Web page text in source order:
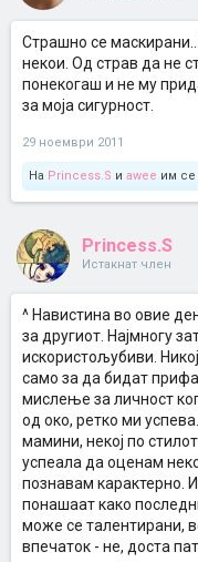
Страшно се
некои. Од страв да не
понекогаш и не му
за моја сигурност.
29 ноември 2011
На Princess.S и awee им се
Princess.S
Истакнат член
^ Навистина во овие
за другиот. Најмногу
искористољубиви.
само за да бидат
мислење за личност
од око, ретко ми
мамини, некој по
успеала да оценам
познавам карактерно.
понашаат како
може се талентирани,
впечаток - не, доста